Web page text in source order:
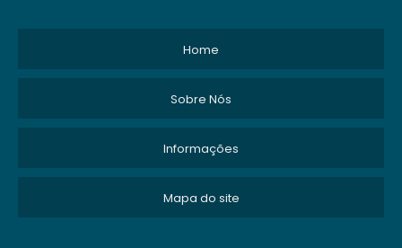
Home
Sobre Nós
Informações
Mapa do site